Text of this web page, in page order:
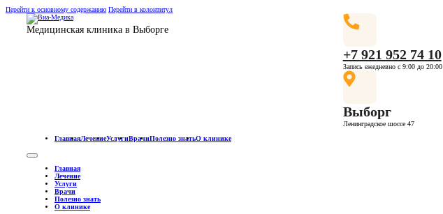
Перейти к основному содержанию Перейти в колонтитул
Медицинская клиника в Выборге
+7 921 952 74 10
Запись ежедневно с 9:00 до 20:00
Выборг
Ленинградское шоссе 47
ГлавнаяЛечениеУслугиВрачиПолезно знатьО клинике
Главная
Лечение
Услуги
Врачи
Полезно знать
О клинике